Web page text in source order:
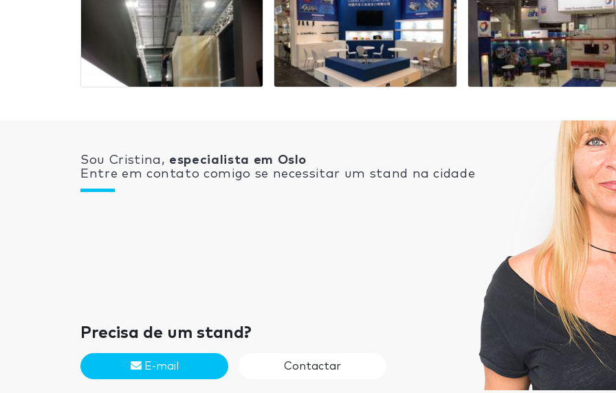
Sou Cristina, especialista em Oslo
Entre em contato comigo se necessitar um stand na cidade
Precisa de um stand?
E-mail Contactar